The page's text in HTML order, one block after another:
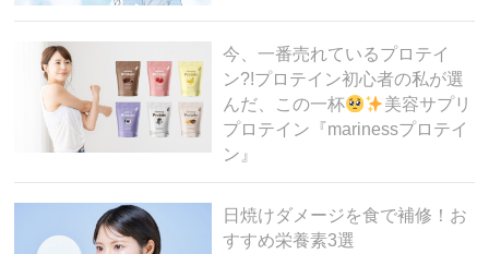
今、一番売れているプロテイ
ン?!プロテイン初心者の私が選
んだ、この一杯
美容サプリ
プロテイン『marinessプロテイ
ン』
日焼けダメージを食で補修！お
すすめ栄養素3選